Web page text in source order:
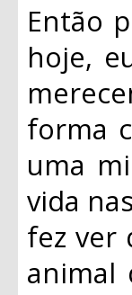
Então
hoje,
forma
uma
vida
fez ver
animal